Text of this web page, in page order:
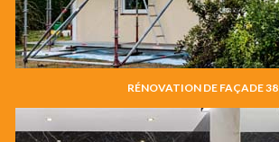
RÉNOVATION DE FAÇADE 38